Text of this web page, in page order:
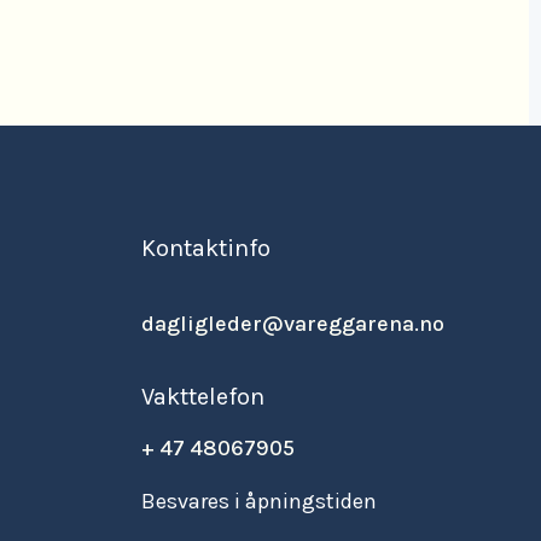
Kontaktinfo
dagligleder@vareggarena.no
Vakttelefon
+ 47 48067905
Besvares i åpningstiden